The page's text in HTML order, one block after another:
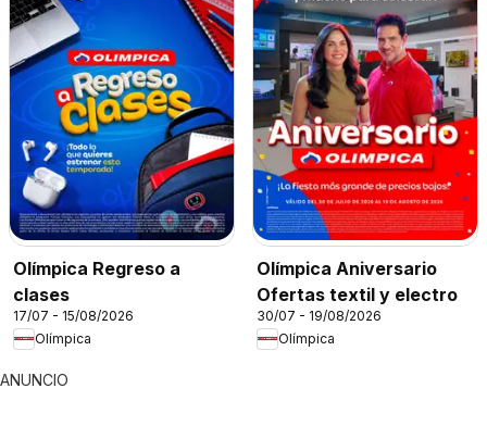
Olímpica Regreso a
clases
17/07 - 15/08/2026
Olímpica
Olímpica Aniversario
Ofertas textil y electro
30/07 - 19/08/2026
Olímpica
ANUNCIO